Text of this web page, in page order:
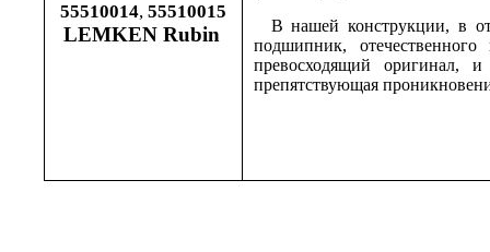
55510014, 55510015
LEMKEN Rubin
В нашей конструкции, в
подшипник, отечественного
превосходящий оригинал,
препятствующая